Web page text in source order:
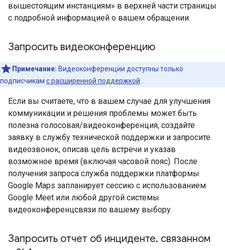
вышестоящим инстанциям» в верхней части страницы
с подробной информацией о вашем обращении.
Запросить видеоконференцию
Примечание: Видеоконференции доступны только
подписчикам с расширенной поддержкой
Если вы считаете, что в вашем случае для улучшения
коммуникации и решения проблемы может быть
полезна голосовая/видеоконференция, создайте
заявку в службу технической поддержки и запросите
видеозвонок, описав цель встречи и указав
возможное время (включая часовой пояс). После
получения запроса служба поддержки платформы
Google Maps запланирует сессию с использованием
Google Meet или любой другой системы
видеоконференцсвязи по вашему выбору.
Запросить отчет об инциденте, связанном